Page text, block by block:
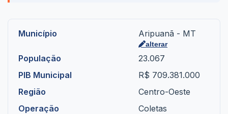
Município Aripuanã - MT
alterar
População
23.067
PIB Municipal
R$ 709.381.000
Região
Centro-Oeste
Operação
Coletas